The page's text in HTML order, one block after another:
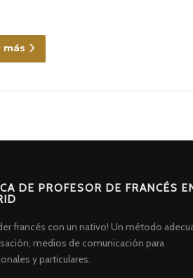
más
DE PROFESOR DE FRANCÉS
francés con un nativo! Un método
medios de comunicación para
y particulares.